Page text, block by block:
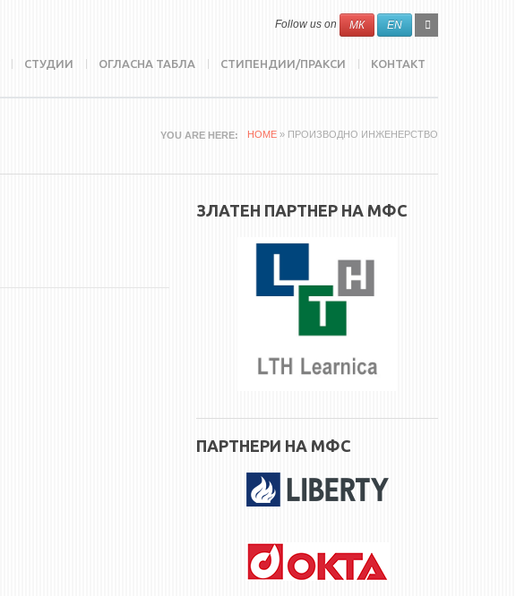
SEARCH
FORM
Search
Follow us on МК EN
СТУДИИ ОГЛАСНА ТАБЛА СТИПЕНДИИ/ПРАКСИ КОНТАКТ
YOU ARE HERE HOME » ПРОИЗВОДНО ИНЖЕНЕРСТВО
ЗЛАТЕН ПАРТНЕР НА МФС
ПАРТНЕРИ НА МФС